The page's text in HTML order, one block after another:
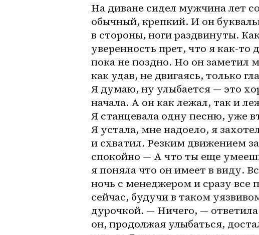
На диване сидел мужчина лет
обычный, крепкий. И он
в стороны, ноги раздвинуты.
уверенность прет, что я как-то
пока не поздно. Но он заметил
как удав, не двигаясь, только
Я думаю, ну улыбается — это
начала. А он как лежал, так и
Я станцевала одну песню, уже
Я устала, мне надоело, я
и схватил. Резким движением
спокойно — А что ты еще
я поняла что он имеет в виду.
ночь с менеджером и сразу
сейчас, будучи в таком
дурочкой. — Ничего, —
он, продолжая улыбаться,